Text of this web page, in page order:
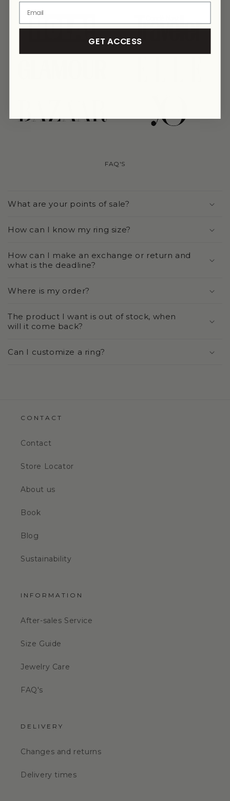
FAQ'S
What are your points of sale?
How can I know my ring size?
How can I make an exchange or return and
what is the deadline?
Where is my order?
The product I want is out of stock, when
will it come back?
Can I customize a ring?
CONTACT
Contact
Store Locator
About us
Book
Blog
Sustainability
INFORMATION
After-sales Service
Size Guide
Jewelry Care
FAQ's
DELIVERY
Changes and returns
Delivery times
GET ACCESS